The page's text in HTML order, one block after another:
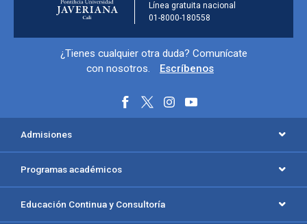
Línea gratuita nacional
01-8000-180558
Información y redes sociales
¿Tienes cualquier otra duda? Comunícate
con nosotros.
Escríbenos
Menú principal del footer
Admisiones
Programas académicos
Educación Continua y Consultoría